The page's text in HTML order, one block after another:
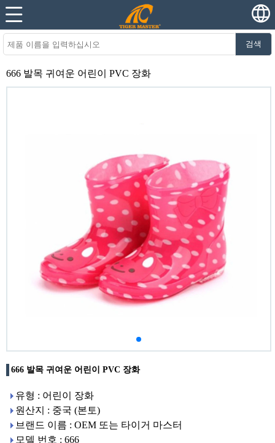
검색
666 발목 귀여운 어린이 PVC 장화
666 발목 귀여운 어린이 PVC 장화
유형 : 어린이 장화
원산지 : 중국 (본토)
브랜드 이름 : OEM 또는 타이거 마스터
모델 번호 : 666